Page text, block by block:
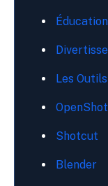
Les
OpenShot
Shotcut
Blender